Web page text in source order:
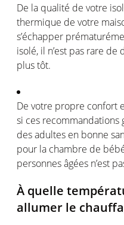
De la qualité de votre
thermique de votre
s’échapper
isolé, il n’est pas rare de
plustôt.
De votre propre confort
si ces recommandations
desadultes en bonne
pour la chambre de
personnesâgées n’est
À quelle
allumer le